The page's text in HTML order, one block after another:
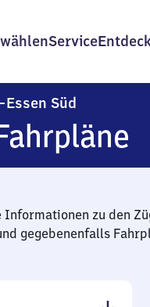
Service
Essen Süd
zu den
gegebenenfalls